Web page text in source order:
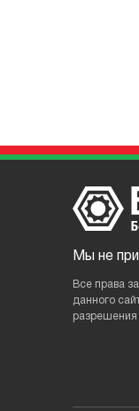
Мы не
Все права
данного
разрешения